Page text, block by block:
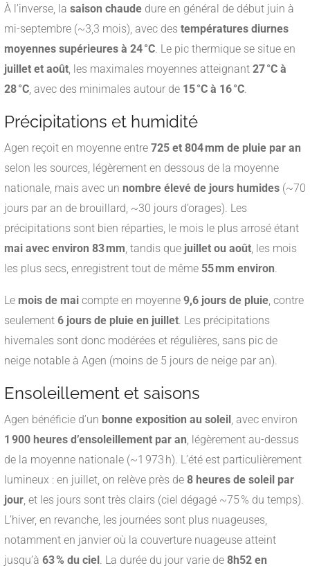
À l’inverse, la saison chaude dure en général de début juin à
mi-septembre (~3,3 mois), avec des températures diurnes
moyennes supérieures à 24 °C. Le pic thermique se situe en
juillet et août, les maximales moyennes atteignant 27 °C à
28 °C, avec des minimales autour de 15 °C à 16 °C.
Précipitations et humidité
Agen reçoit en moyenne entre 725 et 804 mm de pluie par an
selon les sources, légèrement en dessous de la moyenne
nationale, mais avec un nombre élevé de jours humides (~70
jours par an de brouillard, ~30 jours d’orages). Les
précipitations sont bien réparties, le mois le plus arrosé étant
mai avec environ 83 mm, tandis que juillet ou août, les mois
les plus secs, enregistrent tout de même 55 mm environ.
Le mois de mai compte en moyenne 9,6 jours de pluie, contre
seulement 6 jours de pluie en juillet. Les précipitations
hivernales sont donc modérées et régulières, sans pic de
neige notable à Agen (moins de 5 jours de neige par an).
Ensoleillement et saisons
Agen bénéficie d’un bonne exposition au soleil, avec environ
1 900 heures d’ensoleillement par an, légèrement au-dessus
de la moyenne nationale (~1 973 h). L’été est particulièrement
lumineux : en juillet, on relève près de 8 heures de soleil par
jour, et les jours sont très clairs (ciel dégagé ~75 % du temps).
L’hiver, en revanche, les journées sont plus nuageuses,
notamment en janvier où la couverture nuageuse atteint
jusqu’à 63 % du ciel. La durée du jour varie de 8h52 en